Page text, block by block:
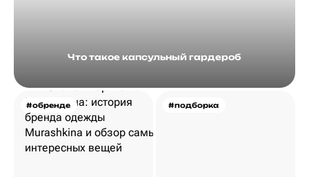
Что такое капсульный гардероб
#обренде #подборка